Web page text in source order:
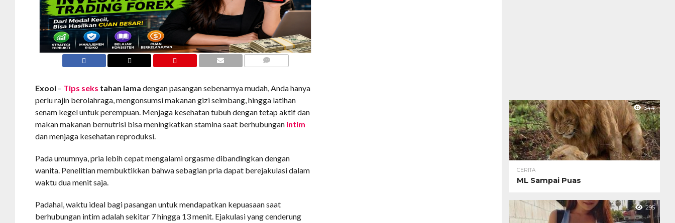
Exooi – Tips seks tahan lama dengan pasangan sebenarnya mudah, Anda hanya
perlu rajin berolahraga, mengonsumsi makanan gizi seimbang, hingga latihan
senam kegel untuk perempuan. Menjaga kesehatan tubuh dengan tetap aktif dan
makan makanan bernutrisi bisa meningkatkan stamina saat berhubungan intim
dan menjaga kesehatan reproduksi.
Pada umumnya, pria lebih cepat mengalami orgasme dibandingkan dengan
wanita. Penelitian membuktikkan bahwa sebagian pria dapat berejakulasi dalam
waktu dua menit saja.
Padahal, waktu ideal bagi pasangan untuk mendapatkan kepuasaan saat
berhubungan intim adalah sekitar 7 hingga 13 menit. Ejakulasi yang cenderung
344
CERITA
ML Sampai Puas
295